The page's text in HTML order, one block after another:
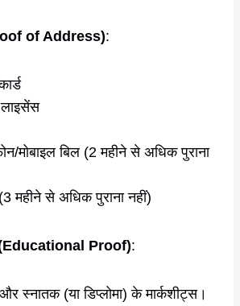
of Address):
लाइसेंस
मोबाइल बिल (2 महीने से अधिक पुराना
महीने से अधिक पुराना नहीं)
(Educational Proof):
स्नातक (या डिप्लोमा) के मार्कशीट्स।